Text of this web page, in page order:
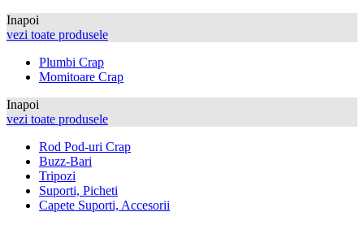
Inapoi
vezi toate produsele
Plumbi Crap
Momitoare Crap
Inapoi
vezi toate produsele
Rod Pod-uri Crap
Buzz-Bari
Tripozi
Suporti, Picheti
Capete Suporti, Accesorii